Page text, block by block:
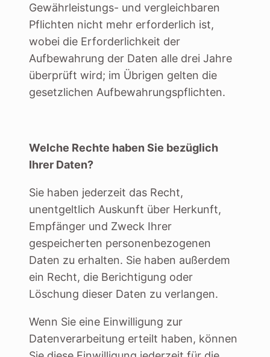
Gewährleistungs- und vergleichbaren
Pflichten nicht mehr erforderlich ist,
wobei die Erforderlichkeit der
Aufbewahrung der Daten alle drei Jahre
überprüft wird; im Übrigen gelten die
gesetzlichen Aufbewahrungspflichten.
Welche Rechte haben Sie bezüglich
Ihrer Daten?
Sie haben jederzeit das Recht,
unentgeltlich Auskunft über Herkunft,
Empfänger und Zweck Ihrer
gespeicherten personenbezogenen
Daten zu erhalten. Sie haben außerdem
ein Recht, die Berichtigung oder
Löschung dieser Daten zu verlangen.
Wenn Sie eine Einwilligung zur
Datenverarbeitung erteilt haben, können